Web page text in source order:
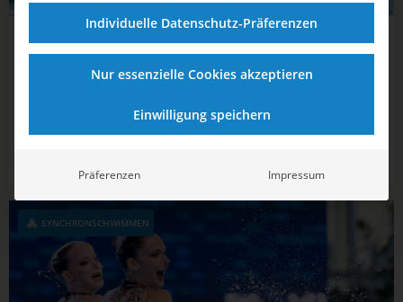
01.07.2026 21:46
Top Ten im Solo: Johanna Karb überzeugt
Die ersten Goldmedaillen der Titelkämpfe in München
SYNCHRONSCHWIMMEN
Individuelle Datenschutz-Präferenzen
Nur essenzielle Cookies akzeptieren
Einwilligung speichern
Präferenzen Impressum